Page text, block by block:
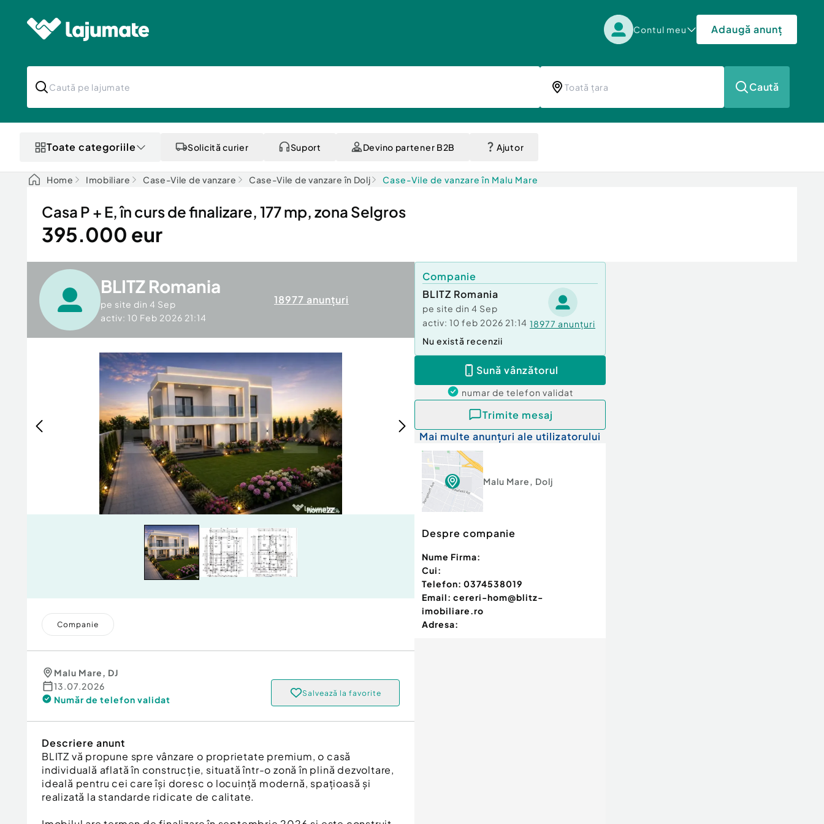
Contul meu Adaugă anunț
Caută
Toate categoriile Solicită curier Suport Devino partener B2B Ajutor
Home Imobiliare Case-Vile de vanzare Case-Vile de vanzare în Dolj Case-Vile de vanzare în Malu Mare
Casa P + E, în curs de finalizare, 177 mp, zona Selgros
395.000 eur
BLITZ Romania
pe site din 4 Sep
activ: 10 Feb 2026 21:14
18977 anunțuri
Companie
Malu Mare, DJ
13.07.2026
Număr de telefon validat
Salvează la favorite
Descriere anunt
BLITZ vă propune spre vânzare o proprietate premium, o casă
individuală aflată în construcție, situată într-o zonă în plină dezvoltare,
ideală pentru cei care își doresc o locuință modernă, spațioasă și
realizată la standarde ridicate de calitate.
Companie
BLITZ Romania
pe site din 4 Sep
activ: 10 feb 2026 21:14 18977 anunțuri
Nu există recenzii
Sună vânzătorul
numar de telefon validat
Trimite mesaj
Mai multe anunțuri ale utilizatorului
Malu Mare, Dolj
Despre companie
Nume Firma:
Cui:
Telefon: 0374538019
Email: cereri-hom@blitz-
imobiliare.ro
Adresa: